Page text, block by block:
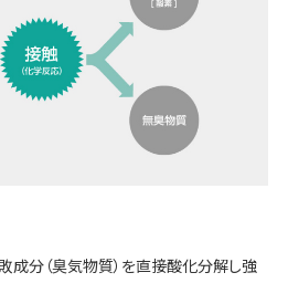
成分（臭気物質）を直接酸化分解し強